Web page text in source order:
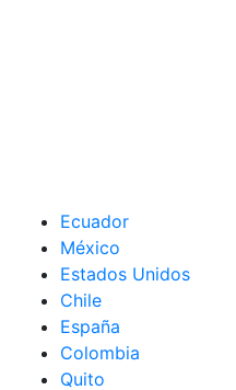
Ecuador
México
Estados Unidos
Chile
España
Colombia
Quito